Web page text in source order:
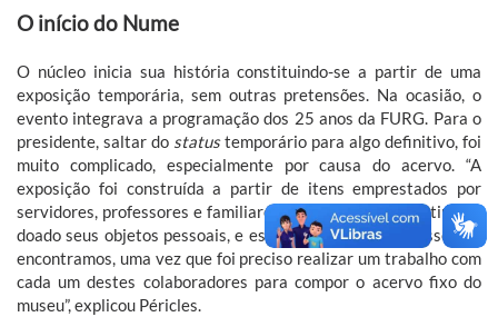
O início do Nume
O núcleo inicia sua história constituindo-se a partir de uma
exposição temporária, sem outras pretensões. Na ocasião, o
evento integrava a programação dos 25 anos da FURG. Para o
presidente, saltar do statustemporário para algo definitivo, foi
muito complicado, especialmente por causa do acervo. “A
exposição foi construída a partir de itens emprestados por
servidores, professores e familiares. Essas pessoas não tinham
doado seus objetos pessoais, e este foi o primeiro impasse que
encontramos, uma vez que foi preciso realizar um trabalho com
cada um destes colaboradores para compor o acervo fixo do
museu”, explicou Péricles.